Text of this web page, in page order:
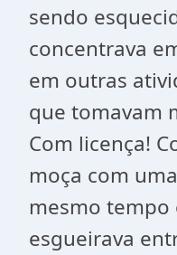
sendo
concentrava
em outras
que tomavam
Com licença!
moça com
mesmo tempo
esgueirava